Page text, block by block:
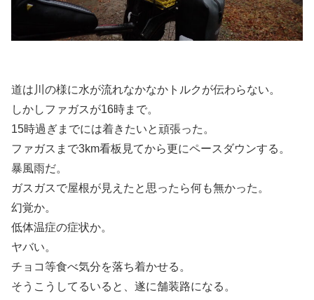
道は川の様に水が流れなかなかトルクが伝わらない。
しかしファガスが16時まで。
15時過ぎまでには着きたいと頑張った。
ファガスまで3km看板見てから更にペースダウンする。
暴風雨だ。
ガスガスで屋根が見えたと思ったら何も無かった。
幻覚か。
低体温症の症状か。
ヤバい。
チョコ等食べ気分を落ち着かせる。
そうこうしてるいると、遂に舗装路になる。